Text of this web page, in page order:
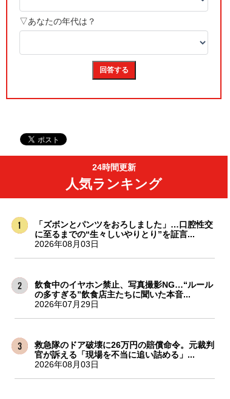
24時間更新
人気ランキング
「ズボンとパンツをおろしました」…口腔性交
に至るまでの“生々しいやりとり”を証言...
2026年08月03日
飲食中のイヤホン禁止、写真撮影NG…“ルール
の多すぎる”飲食店主たちに聞いた本音...
2026年07月29日
救急隊のドア破壊に26万円の賠償命令。元裁判
官が訴える「現場を不当に追い詰める」...
2026年08月03日